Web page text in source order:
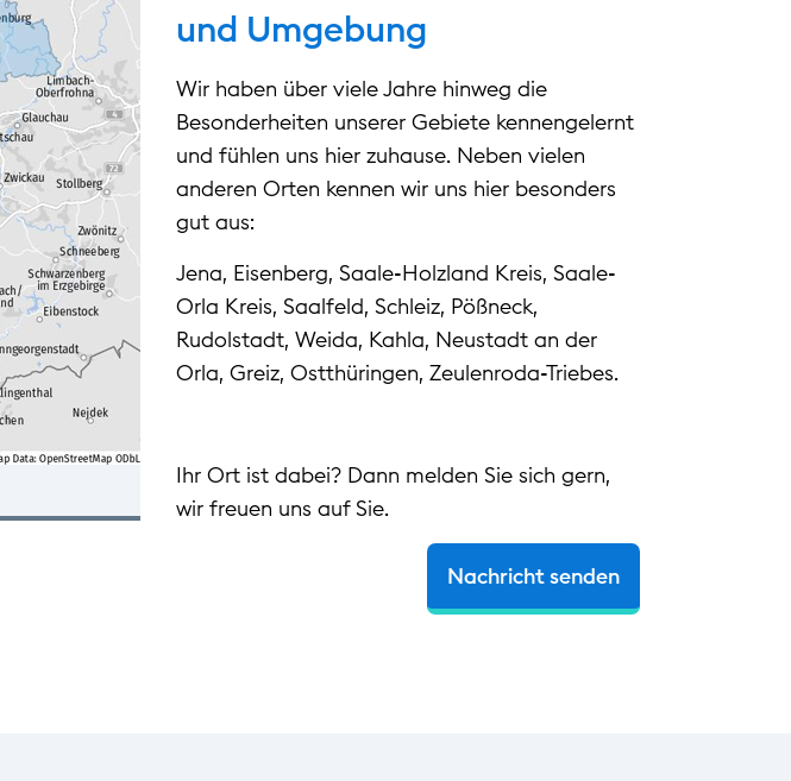
und Umgebung
Wir haben über viele Jahre hinweg die
Besonderheiten unserer Gebiete kennengelernt
und fühlen uns hier zuhause. Neben vielen
anderen Orten kennen wir uns hier besonders
gut aus:
Jena, Eisenberg, Saale-Holzland Kreis, Saale-
Orla Kreis, Saalfeld, Schleiz, Pößneck,
Rudolstadt, Weida, Kahla, Neustadt an der
Orla, Greiz, Ostthüringen, Zeulenroda-Triebes.
Ihr Ort ist dabei? Dann melden Sie sich gern,
wir freuen uns auf Sie.
Nachricht senden